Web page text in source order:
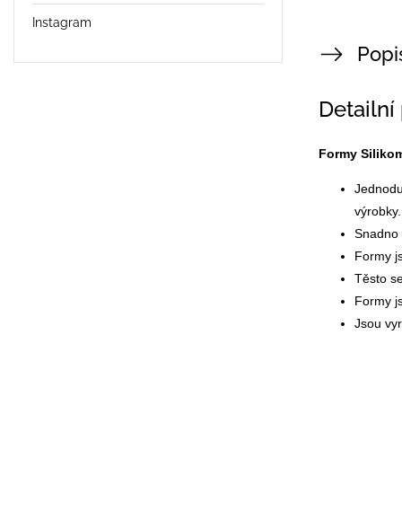
Instagram
Formy
výrobky.
Snadno
Formy
Těsto
Formy
Jsou